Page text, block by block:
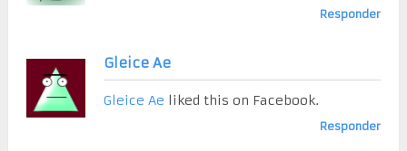
Responder
Gleice Ae
Gleice Ae liked this on Facebook.
Responder